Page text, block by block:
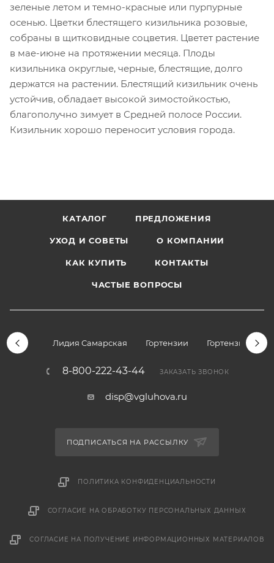
зеленые летом и темно-красные или пурпурные
осенью. Цветки блестящего кизильника розовые,
собраны в щитковидные соцветия. Цветет растение
в мае-июне на протяжении месяца. Плоды
кизильника округлые, черные, блестящие, долго
держатся на растении. Блестящий кизильник очень
устойчив, обладает высокой зимостойкостью,
благополучно зимует в Средней полосе России.
Кизильник хорошо переносит условия города.
КАТАЛОГ ПРЕДЛОЖЕНИЯ
УХОД И СОВЕТЫ О КОМПАНИИ
КАК КУПИТЬ КОНТАКТЫ
ЧАСТЫЕ ВОПРОСЫ
Лидия Самарская Гортензии Гортензии
8-800-222-43-44 ЗАКАЗАТЬ ЗВОНОК
disp@vgluhova.ru
ПОДПИСАТЬСЯ НА РАССЫЛКУ
ПОЛИТИКА КОНФИДЕНЦИАЛЬНОСТИ
СОГЛАСИЕ НА ОБРАБОТКУ ПЕРСОНАЛЬНЫХ ДАННЫХ
СОГЛАСИЕ НА ПОЛУЧЕНИЕ ИНФОРМАЦИОННЫХ МАТЕРИАЛОВ